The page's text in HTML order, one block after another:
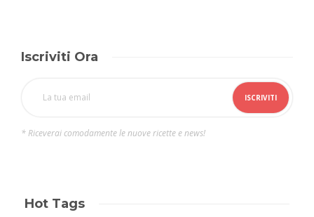
Iscriviti Ora
* Riceverai comodamente le nuove ricette e news!
Hot Tags